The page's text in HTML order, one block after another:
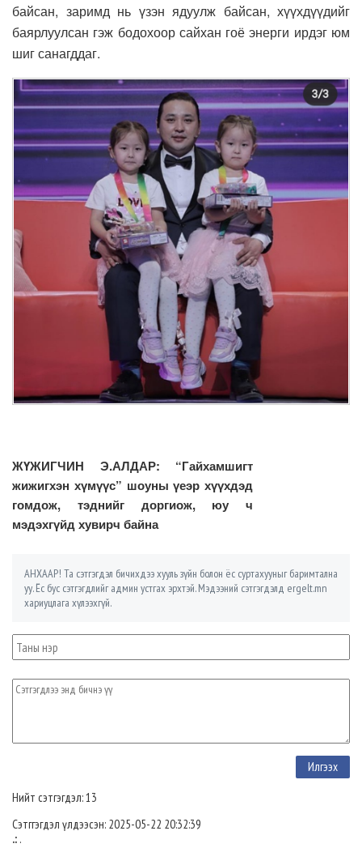
байсан, заримд нь үзэн ядуулж байсан, хүүхдүүдийг
баярлуулсан гэж бодохоор сайхан гоё энерги ирдэг юм
шиг санагддаг.
ЖҮЖИГЧИН Э.АЛДАР: “Гайхамшигт
жижигхэн хүмүүс” шоуны үеэр хүүхдэд
гомдож, тэднийг доргиож, юу ч
мэдэхгүйд хувирч байна
АНХААР! Та сэтгэгдэл бичихдээ хууль зүйн болон ёс суртахууныг баримтална
уу. Ёс бус сэтгэгдлийг админ устгах эрхтэй. Мэдээний сэтгэгдэлд ergelt.mn
хариуцлага хүлээхгүй.
Нийт сэтгэгдэл: 13
Сэтггэгдэл үлдээсэн: 2025-05-22 20:32:39
.: .